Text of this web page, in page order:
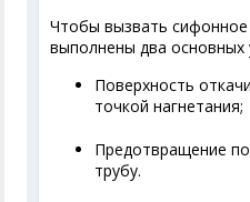
Чтобы вызвать
выполнены два основных
Поверхность
точкой нагнетания;
Предотвращение
трубу.